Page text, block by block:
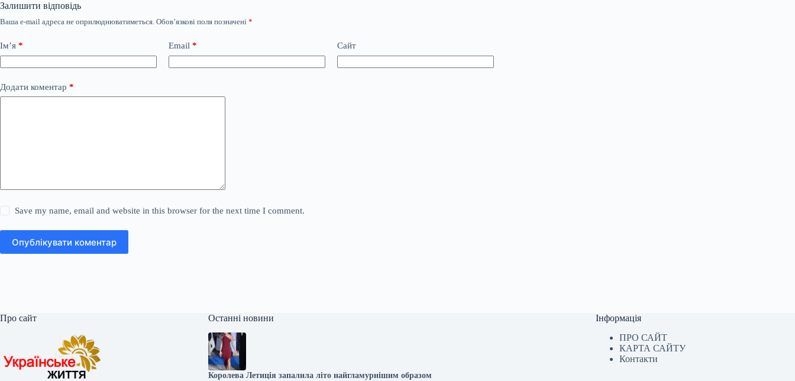
Залишити відповідь
Ваша e-mail адреса не оприлюднюватиметься. Обов’язкові поля позначені *
Ім’я * Email * Сайт
Додати коментар *
Save my name, email and website in this browser for the next time I comment.
Опублікувати коментар
Про сайт Останні новини
Королева Летиція запалила літо найгламурнішим образом
Інформація
ПРО САЙТ
КАРТА САЙТУ
Контакти